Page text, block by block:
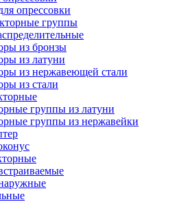
опрессовки
группы
из бронзы
из латуни
из нержавеющей стали
из стали
группы из латуни
группы из нержавейки